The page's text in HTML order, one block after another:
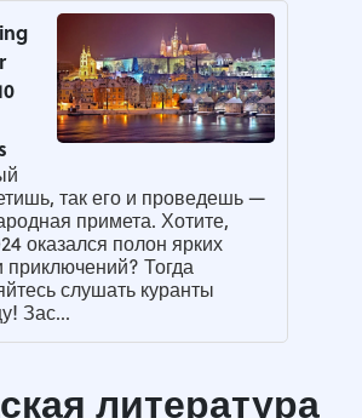
так его и проведешь —
примета. Хотите,
оказался полон ярких
приключений? Тогда
слушать куранты
Зас...
литература